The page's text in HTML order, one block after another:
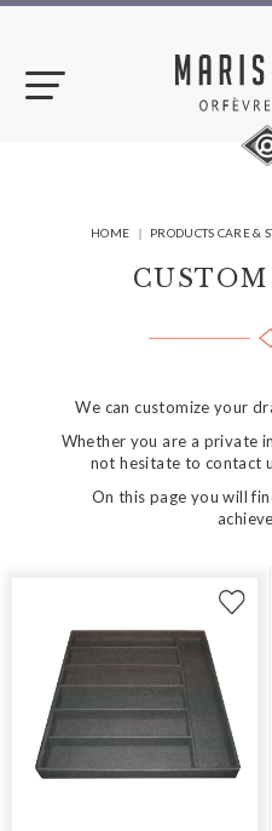
Skip
HOME PRODUCTS CARE &
We can customize your
Whether you are a private
not hesitate to contact
On this page you will